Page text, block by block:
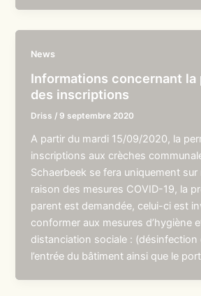
News
Informations concernant la
des inscriptions
Driss / 9 septembre 2020
A partir du mardi 15/09/2020, la
inscriptions aux crèches
Schaerbeek se fera uniquement
raison des mesures COVID-19, la
parent est demandée, celui-ci est
conformer aux mesures d’hygiène
distanciation sociale : (désinfection
l’entrée du bâtiment ainsi que le port